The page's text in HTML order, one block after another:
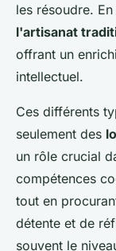
les résoudre.
l'artisanat
offrant un
intellectuel.
Ces différents
seulement des
un rôle crucial
compétences
tout en
détente et de
souvent le